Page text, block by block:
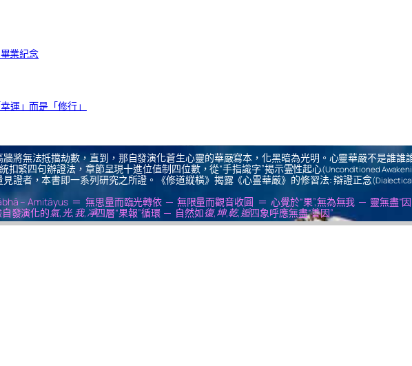
業紀念
運」而是「修行」
將無法抵擋劫數，直到，那自發演化蒼生心靈的華嚴寫本，化黑暗為光明。心靈華嚴不是誰誰
扣緊四句辦證法，章節呈現十進位值制四位數，從“手指識字”揭示霊性起心(Unconditioned
證者，本書即一系列研究之所證。《修道縱橫》揭露《心霊華厳》的修習法: 辯證正念
– Amitāyus ＝ 無思量而臨光轉依 ─ 無限量而觀音收圓 ＝ 心覺於“果”,無為無我 ─ 靈無盡“因
發演化的氣,光,我,凈四層“果報”循環 ─ 自然如復,坤,乾,逅四象呼應無盡“善因”